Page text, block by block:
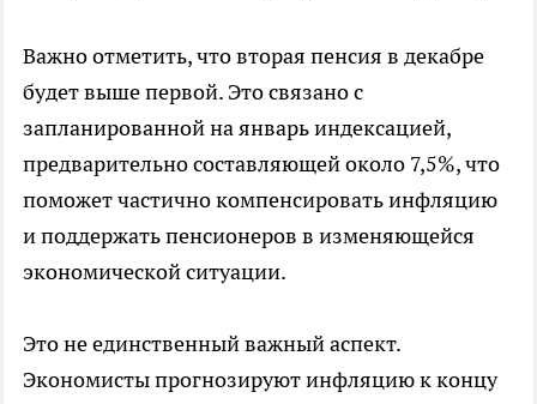
Важно отметить, что вторая пенсия в декабре
будет выше первой. Это связано с
запланированной на январь индексацией,
предварительно составляющей около 7,5%, что
поможет частично компенсировать инфляцию
и поддержать пенсионеров в изменяющейся
экономической ситуации.
Это не единственный важный аспект.
Экономисты прогнозируют инфляцию к концу